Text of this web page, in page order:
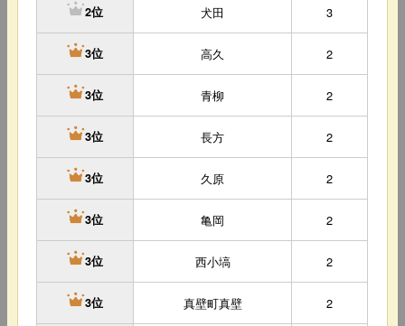
2位 犬田 3
3位 高久 2
3位 青柳 2
3位 長方 2
3位 久原 2
3位 亀岡 2
3位 西小塙 2
3位 真壁町真壁 2